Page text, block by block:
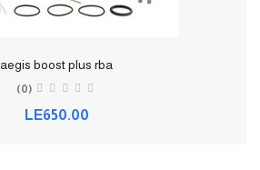
aegis boost plus rba
(0)
LE650.00